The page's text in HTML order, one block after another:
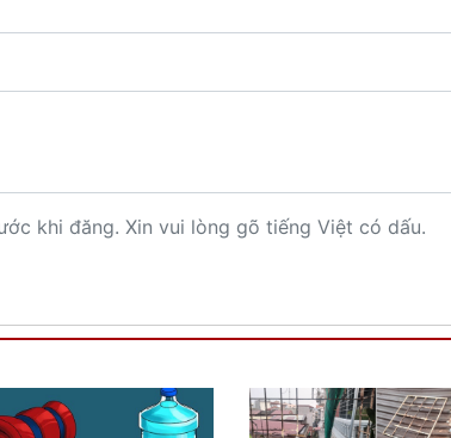
khi đăng. Xin vui lòng gõ tiếng Việt có dấu.